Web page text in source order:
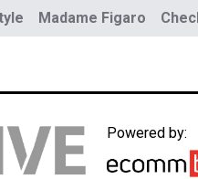
Madame Figaro
Powered by: